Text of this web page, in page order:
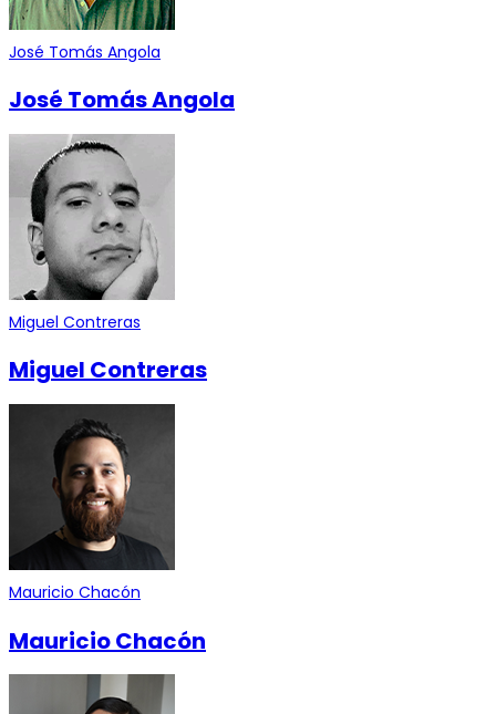
José Tomás Angola
José Tomás Angola
Miguel Contreras
Miguel Contreras
Mauricio Chacón
Mauricio Chacón